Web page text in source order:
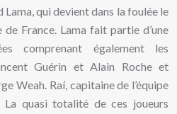
qui devient dans la foulée le
de France. Lama fait partie d’une
comprenant également les
Guérin et Alain Roche et
Weah. Raí, capitaine de l’équipe
quasi totalité de ces joueurs